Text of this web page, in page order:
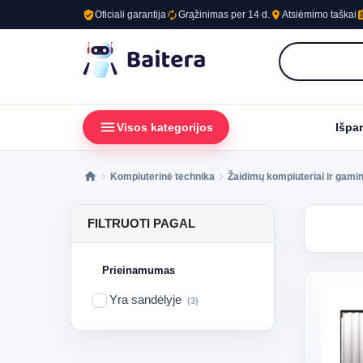
verified_userOficiali garantijaautorenewGrąžinimas per 14 d. place Atsiėmimo taškai
menuVisos kategorijos
Kompiuterinė technika Žaidimų kompiuteriai ir
FILTRUOTI PAGAL
Prieinamumas
Yra sandėlyje (3)